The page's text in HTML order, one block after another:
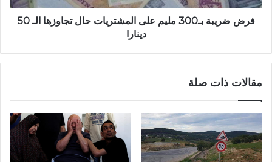
فرض ضريبة بـ300 مليم على المشتريات حال تجاوزها الـ 50
دينارا
مقالات ذات صلة